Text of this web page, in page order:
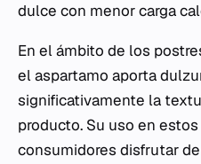
dulce con menor carga
En el ámbito de los
el aspartamo aporta
significativamente la
producto. Su uso en
consumidores disfrutar